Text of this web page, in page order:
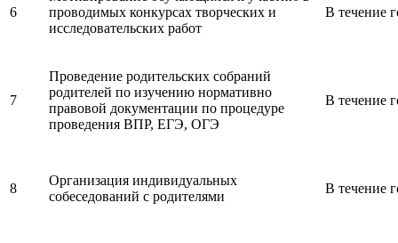
6
проводимых конкурсах творческих и
исследовательских работ
В течение
7
Проведение родительских собраний
родителей по изучению нормативно
правовой документации по процедуре
проведения ВПР, ЕГЭ, ОГЭ
В течение
8
Организация индивидуальных
собеседований с родителями
В течение